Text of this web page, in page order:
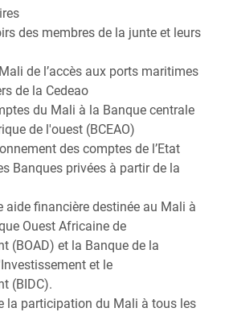
des membres de la junte et leurs
de l’accès aux ports maritimes
de la Cedeao
du Mali à la Banque centrale
de l'ouest (BCEAO)
des comptes de l’Etat
Banques privées à partir de la
aide financière destinée au Mali à
Ouest Africaine de
(BOAD) et la Banque de la
et le
(BIDC).
la participation du Mali à tous les